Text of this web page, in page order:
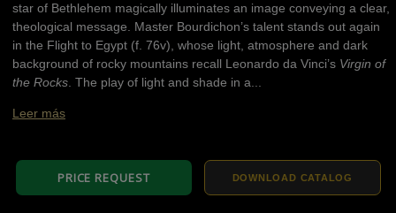
star of Bethlehem magically illuminates an image conveying a clear,
theological message. Master Bourdichon’s talent stands out again
in the Flight to Egypt (f. 76v), whose light, atmosphere and dark
background of rocky mountains recall Leonardo da Vinci’s Virgin of
the Rocks . The play of light and shade in a...
Leer más
PRICE REQUEST DOWNLOAD CATALOG